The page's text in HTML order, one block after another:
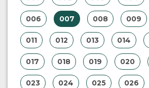
006 007 008 009
011 012 013 014
017 018 019 020
023 024 025 026